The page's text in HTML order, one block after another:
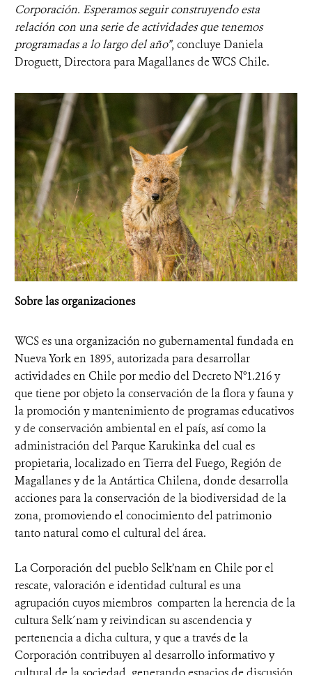
Corporación. Esperamos seguir construyendo esta
relación con una serie de actividades que tenemos
programadas a lo largo del año”, concluye Daniela
Droguett, Directora para Magallanes de WCS Chile.
Sobre las organizaciones
WCS es una organización no gubernamental fundada en
Nueva York en 1895, autorizada para desarrollar
actividades en Chile por medio del Decreto N°1.216 y
que tiene por objeto la conservación de la flora y fauna y
la promoción y mantenimiento de programas educativos
y de conservación ambiental en el país, así como la
administración del Parque Karukinka del cual es
propietaria, localizado en Tierra del Fuego, Región de
Magallanes y de la Antártica Chilena, donde desarrolla
acciones para la conservación de la biodiversidad de la
zona, promoviendo el conocimiento del patrimonio
tanto natural como el cultural del área.
La Corporación del pueblo Selk’nam en Chile por el
rescate, valoración e identidad cultural es una
agrupación cuyos miembros comparten la herencia de la
cultura Selk´nam y reivindican su ascendencia y
pertenencia a dicha cultura, y que a través de la
Corporación contribuyen al desarrollo informativo y